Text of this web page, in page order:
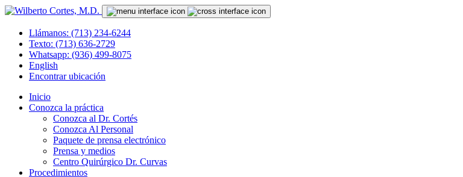
Llámanos: (713) 234-6244
Texto: (713) 636-2729
Whatsapp: (936) 499-8075
English
Encontrar ubicación
Inicio
Conozca la práctica
Conozca al Dr. Cortés
Conozca Al Personal
Paquete de prensa electrónico
Prensa y medios
Centro Quirúrgico Dr. Curvas
Procedimientos